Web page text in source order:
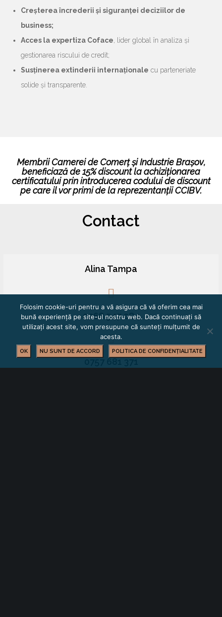
Creșterea încrederii și siguranței deciziilor de
business;
Acces la expertiza Coface , lider global în analiza și
gestionarea riscului de credit;
Susținerea extinderii internaționale cu parteneriate
solide și transparente.
Membrii Camerei de Comerț și Industrie Brașov,
beneficiază de15% discountla achiziționarea
certificatului prin introducerea codului de discount
pe care il vor primi de la reprezentanții CCIBV.
Contact
Alina Tampa
0268 547 084
0757 681 371
Folosim cookie-uri pentru a vă asigura că vă oferim cea mai
bună experiență pe site-ul nostru web. Dacă continuați să
utilizați acest site, vom presupune că sunteți mulțumit de
acesta.
OK NU SUNT DE ACCORD POLITICA DE CONFIDENȚIALITATE